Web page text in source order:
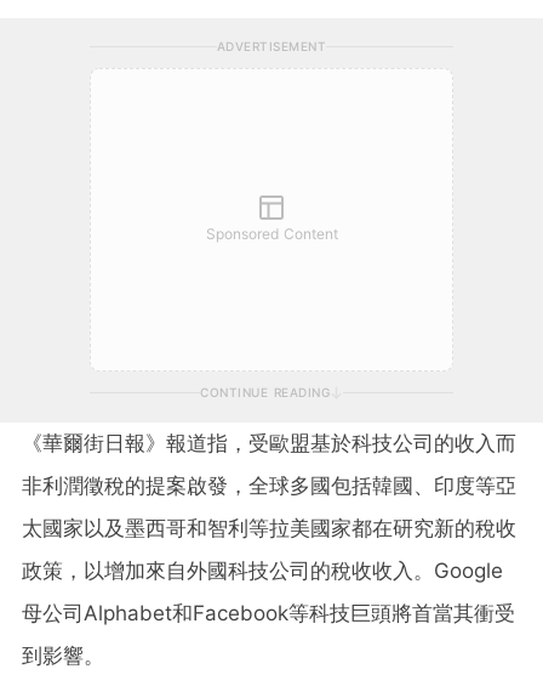
ADVERTISEMENT
Sponsored Content
CONTINUE READING
《華爾街日報》報道指，受歐盟基於科技公司的收入而
非利潤徵稅的提案啟發，全球多國包括韓國、印度等亞
太國家以及墨西哥和智利等拉美國家都在研究新的稅收
政策，以增加來自外國科技公司的稅收收入。Google
母公司Alphabet和Facebook等科技巨頭將首當其衝受
到影響。